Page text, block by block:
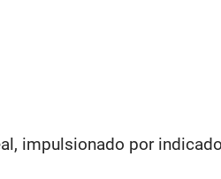
impulsionado por